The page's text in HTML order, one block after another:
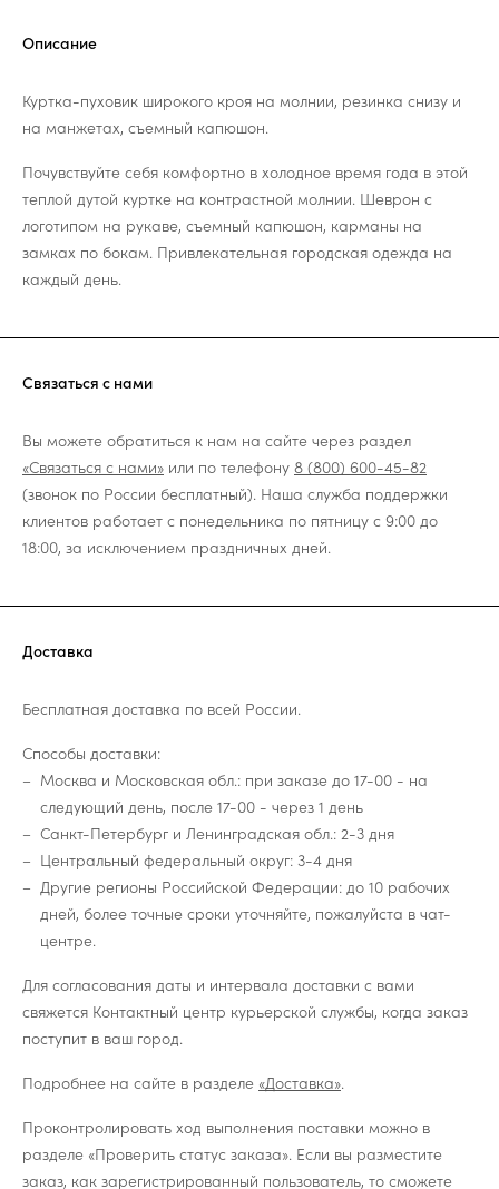
Описание
Куртка-пуховик широкого кроя на молнии, резинка снизу и
на манжетах, съемный капюшон.
Почувствуйте себя комфортно в холодное время года в этой
теплой дутой куртке на контрастной молнии. Шеврон с
логотипом на рукаве, съемный капюшон, карманы на
замках по бокам. Привлекательная городская одежда на
каждый день.
Связаться с нами
Вы можете обратиться к нам на сайте через раздел
«Связаться с нами» или по телефону 8 (800) 600-45-82
(звонок по России бесплатный). Наша служба поддержки
клиентов работает с понедельника по пятницу с 9:00 до
18:00, за исключением праздничных дней.
Доставка
Бесплатная доставка по всей России.
Способы доставки:
Москва и Московская обл.: при заказе до 17-00 - на
следующий день, после 17-00 - через 1 день
Санкт-Петербург и Ленинградская обл.: 2-3 дня
Центральный федеральный округ: 3-4 дня
Другие регионы Российской Федерации: до 10 рабочих
дней, более точные сроки уточняйте, пожалуйста в чат-
центре.
Для согласования даты и интервала доставки с вами
свяжется Контактный центр курьерской службы, когда заказ
поступит в ваш город.
Подробнее на сайте в разделе «Доставка».
Проконтролировать ход выполнения поставки можно в
разделе «Проверить статус заказа». Если вы разместите
заказ, как зарегистрированный пользователь, то сможете